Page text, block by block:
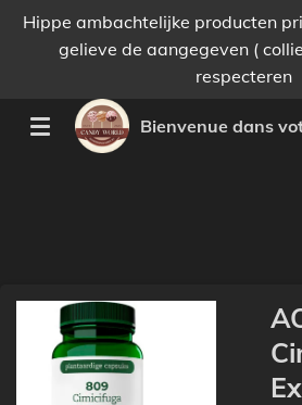
Passer
principal
Bienvenue dans
Hippe ambachtelijke producten
gelieve de aangegeven (
respecteren